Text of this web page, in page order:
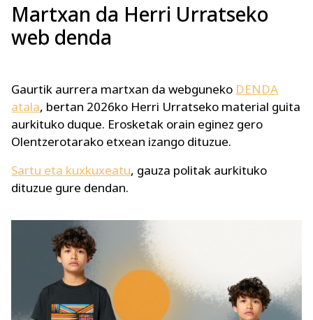
Martxan da Herri Urratseko
web denda
Gaurtik aurrera martxan da webguneko DENDA
atala, bertan 2026ko Herri Urratseko material guita
aurkituko duque. Erosketak orain eginez gero
Olentzerotarako etxean izango dituzue.
Sartu eta kuxkuxeatu, gauza politak aurkituko
dituzue gure dendan.